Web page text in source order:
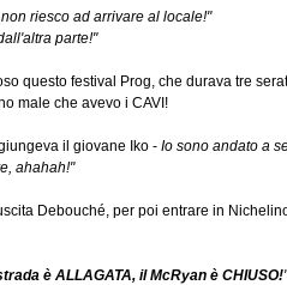
riesco ad arrivare al locale!"
parte!"
questo festival Prog, che durava tre
male che avevo i CAVI!
il giovane Iko - Io sono andato a
ahahah!"
Debouché, per poi entrare in
è ALLAGATA, il McRyan è CHIUSO!"